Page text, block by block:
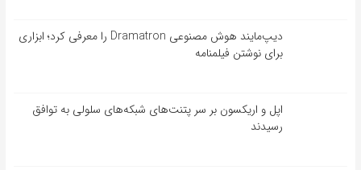
دیپ‌مایند هوش مصنوعی Dramatron را معرفی کرد؛ ابزاری
برای نوشتن فیلمنامه
اپل و اریکسون بر سر پتنت‌های شبکه‌های سلولی به توافق
رسیدند